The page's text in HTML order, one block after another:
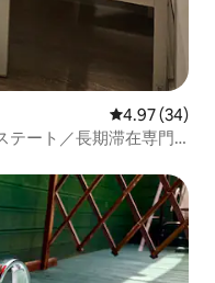
レビュー34
4.97 (34)
テート／長期滞在専門